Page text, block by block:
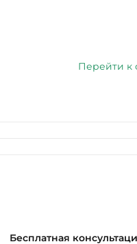
Перейти к
Бесплатная